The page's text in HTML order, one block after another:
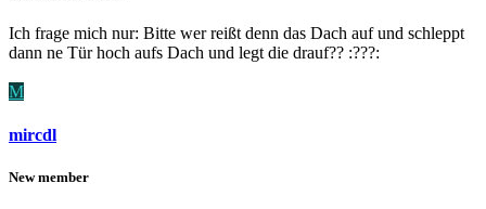
Ich frage mich nur: Bitte wer reißt denn das Dach auf und schleppt
dann ne Tür hoch aufs Dach und legt die drauf?? :???:
M
mircdl
New member